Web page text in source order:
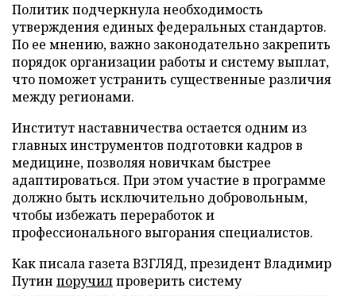
Политик подчеркнула необходимость
утверждения единых федеральных стандартов.
По ее мнению, важно законодательно закрепить
порядок организации работы и систему выплат,
что поможет устранить существенные различия
между регионами.
Институт наставничества остается одним из
главных инструментов подготовки кадров в
медицине, позволяя новичкам быстрее
адаптироваться. При этом участие в программе
должно быть исключительно добровольным,
чтобы избежать переработок и
профессионального выгорания специалистов.
Как писала газета ВЗГЛЯД, президент Владимир
Путин поручилпроверить систему